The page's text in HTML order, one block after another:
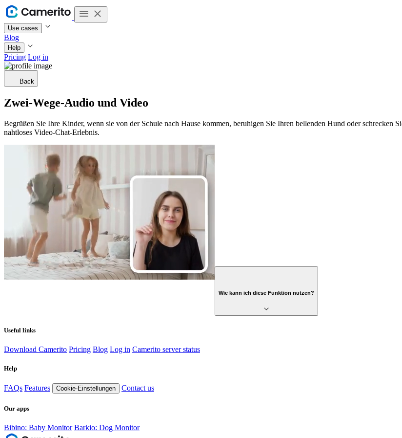
Use cases
Blog
Help
Pricing Log in
Back
Zwei-Wege-Audio und Video
Begrüßen Sie Ihre Kinder, wenn sie von der Schule nach Hause kommen, beruhigen Sie Ihren bellenden Hund oder
nahtloses Video-Chat-Erlebnis.
Wie kann ich diese Funktion nutzen?
Useful links
Download Camerito Pricing Blog Log in Camerito server status
Help
FAQs Features Cookie-Einstellungen Contact us
Our apps
Bibino: Baby Monitor Barkio: Dog Monitor